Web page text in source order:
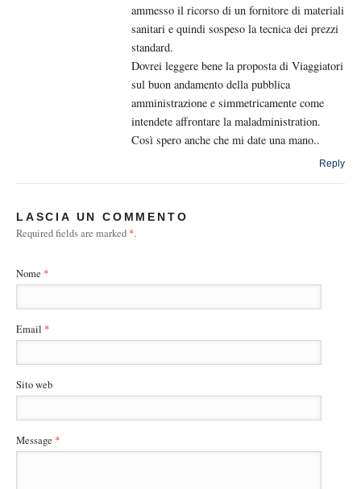
ammesso il ricorso di un fornitore di materiali
sanitari e quindi sospeso la tecnica dei prezzi
standard.
Dovrei leggere bene la proposta di Viaggiatori
sul buon andamento della pubblica
amministrazione e simmetricamente come
intendete affrontare la maladministration.
Così spero anche che mi date una mano..
Reply
LASCIA UN COMMENTO
Required fields are marked *.
Nome *
Email *
Sito web
Message *